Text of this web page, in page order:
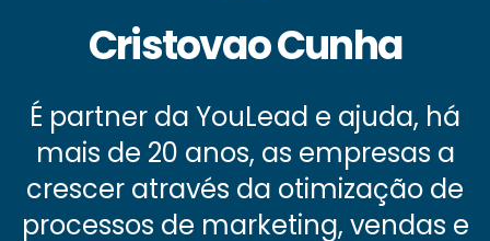
Cristovao Cunha
É partner da YouLead e ajuda, há
mais de 20 anos, as empresas a
crescer através da otimização de
processos de marketing, vendas e